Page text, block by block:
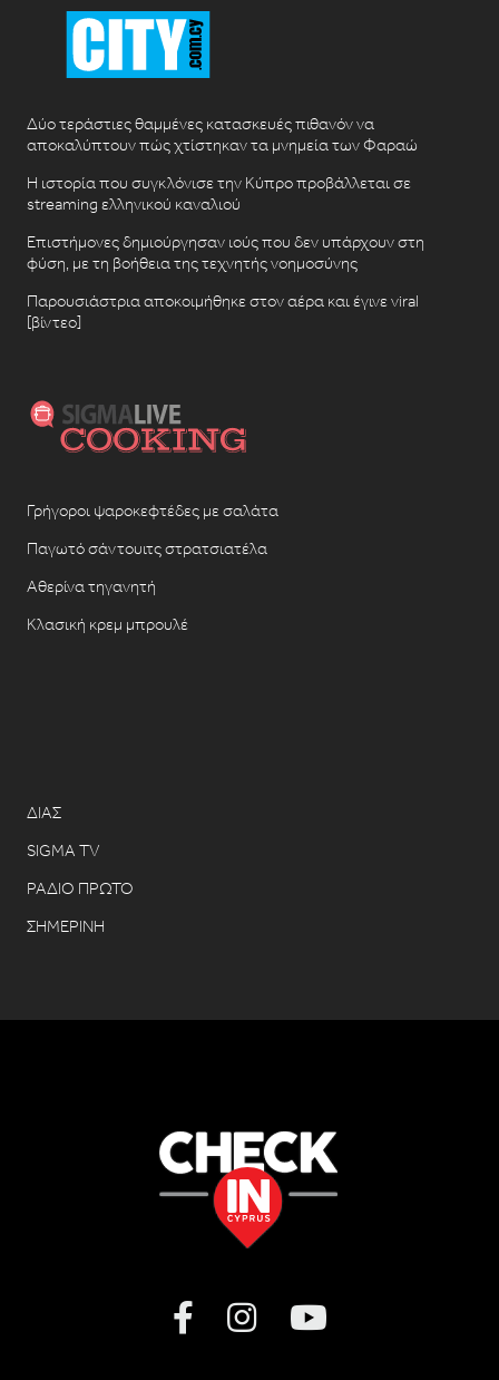
Δύο τεράστιες θαμμένες κατασκευές πιθανόν να
αποκαλύπτουν πώς χτίστηκαν τα μνημεία των Φαραώ
Η ιστορία που συγκλόνισε την Κύπρο προβάλλεται σε
streaming ελληνικού καναλιού
Επιστήμονες δημιούργησαν ιούς που δεν υπάρχουν στη
φύση, με τη βοήθεια της τεχνητής νοημοσύνης
Παρουσιάστρια αποκοιμήθηκε στον αέρα και έγινε viral
[βίντεο]
Γρήγοροι ψαροκεφτέδες με σαλάτα
Παγωτό σάντουιτς στρατσιατέλα
Αθερίνα τηγανητή
Κλασική κρεμ μπρουλέ
ΔΙΑΣ
SIGMA TV
ΡΑΔΙΟ ΠΡΩΤΟ
ΣΗΜΕΡΙΝΗ